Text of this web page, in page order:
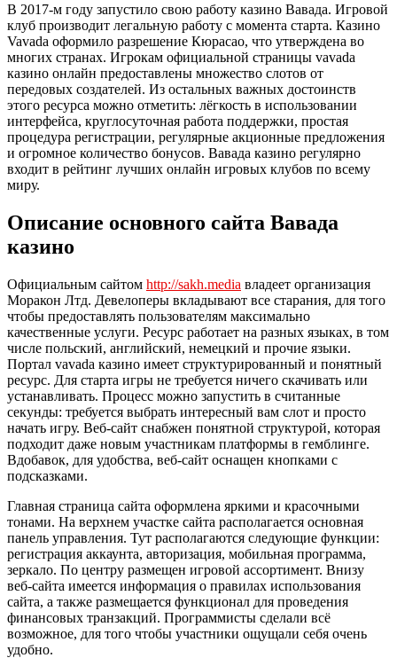
В 2017-м году запустило свою работу казино Вавада. Игровой
клуб производит легальную работу с момента старта. Казино
Vavada оформило разрешение Кюрасао, что утверждена во
многих странах. Игрокам официальной страницы vavada
казино онлайн предоставлены множество слотов от
передовых создателей. Из остальных важных достоинств
этого ресурса можно отметить: лёгкость в использовании
интерфейса, круглосуточная работа поддержки, простая
процедура регистрации, регулярные акционные предложения
и огромное количество бонусов. Вавада казино регулярно
входит в рейтинг лучших онлайн игровых клубов по всему
миру.
Описание основного сайта Вавада
казино
Официальным сайтом http://sakh.media владеет организация
Моракон Лтд. Девелоперы вкладывают все старания, для того
чтобы предоставлять пользователям максимально
качественные услуги. Ресурс работает на разных языках, в том
числе польский, английский, немецкий и прочие языки.
Портал vavada казино имеет структурированный и понятный
ресурс. Для старта игры не требуется ничего скачивать или
устанавливать. Процесс можно запустить в считанные
секунды: требуется выбрать интересный вам слот и просто
начать игру. Веб-сайт снабжен понятной структурой, которая
подходит даже новым участникам платформы в гемблинге.
Вдобавок, для удобства, веб-сайт оснащен кнопками с
подсказками.
Главная страница сайта оформлена яркими и красочными
тонами. На верхнем участке сайта располагается основная
панель управления. Тут располагаются следующие функции:
регистрация аккаунта, авторизация, мобильная программа,
зеркало. По центру размещен игровой ассортимент. Внизу
веб-сайта имеется информация о правилах использования
сайта, а также размещается функционал для проведения
финансовых транзакций. Программисты сделали всё
возможное, для того чтобы участники ощущали себя очень
удобно.